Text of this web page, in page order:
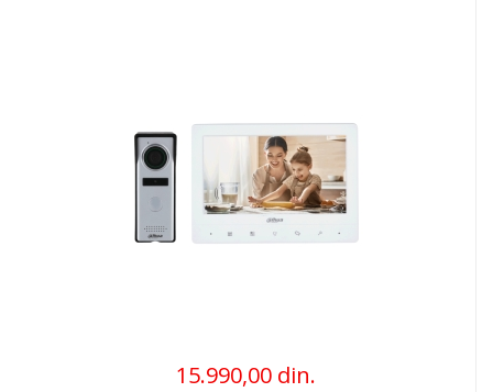
15.990,00 din.